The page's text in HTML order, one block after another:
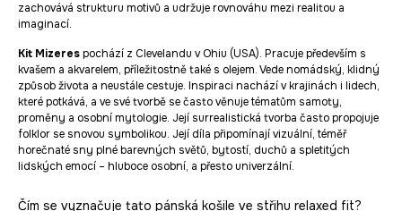
zachovává strukturu motivů a udržuje rovnováhu mezi realitou a
imaginací.
Kit Mizerespochází z Clevelandu v Ohiu (USA). Pracuje především s
kvašem a akvarelem, příležitostně také s olejem. Vede nomádský, klidný
způsob života a neustále cestuje. Inspiraci nachází v krajinách i lidech,
které potkává, a ve své tvorbě se často věnuje tématům samoty,
proměny a osobní mytologie. Její surrealistická tvorba často propojuje
folklor se snovou symbolikou. Její díla připomínají vizuální, téměř
horečnaté sny plné barevných světů, bytostí, duchů a spletitých
lidských emocí – hluboce osobní, a přesto univerzální.
Čím se vyznačuje tato pánská košile ve střihu relaxed fit?